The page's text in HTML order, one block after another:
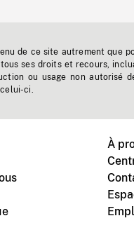
de ce site autrement que
ses droits et recours,
ou usage non autorisé
ci.
À